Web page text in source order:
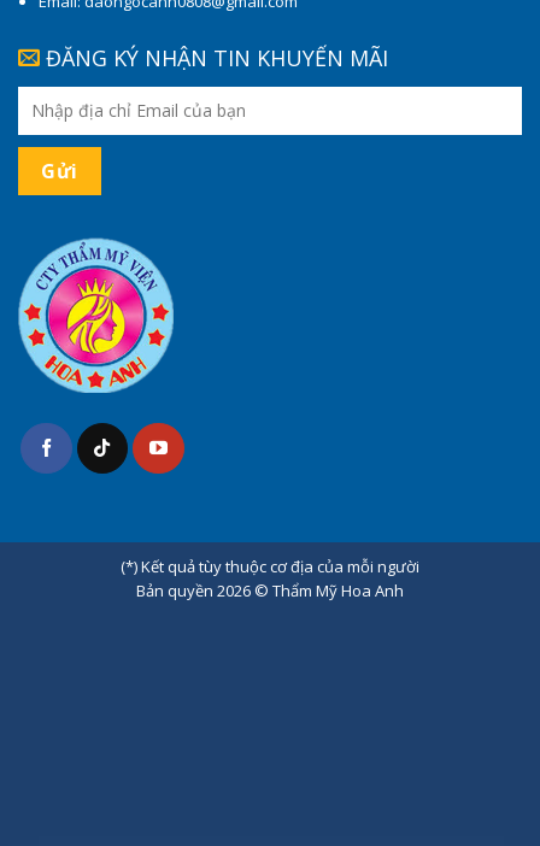
ĐĂNG KÝ NHẬN TIN KHUYẾN MÃI
(*) Kết quả tùy thuộc cơ địa của mỗi người
Bản quyền 2026 © Thẩm Mỹ Hoa Anh